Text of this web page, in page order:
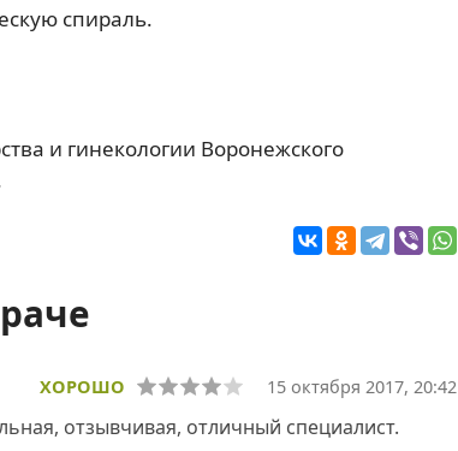
спираль.
и гинекологии Воронежского
ХОРОШО 15 октября 2017, 20:42
отзывчивая, отличный специалист.